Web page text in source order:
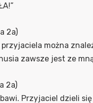
2a)
przyjaciela można
zawsze jest ze
2a)
Przyjaciel dzieli